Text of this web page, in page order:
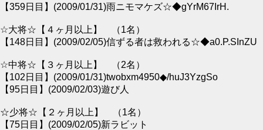
【359日目】(2009/01/31)雨ニモマケズ☆◆gYrM67IrH.
☆大将☆【４ヶ月以上】 （1名）
【148日目】(2009/02/05)信ずる者は救われる☆◆a0.P.SInZU
☆中将☆【３ヶ月以上】 （2名）
【102日目】(2009/01/31)twobxm4950◆/huJ3YzgSo
【95日目】(2009/02/03)遊び人
☆少将☆【２ヶ月以上】 （1名）
【75日目】(2009/02/05)新ラビット